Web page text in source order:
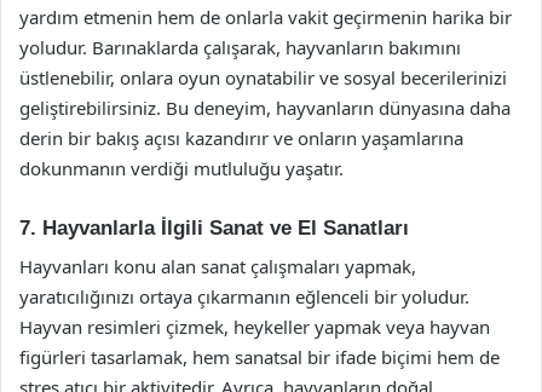
yardım etmenin hem de onlarla vakit geçirmenin harika bir
yoludur. Barınaklarda çalışarak, hayvanların bakımını
üstlenebilir, onlara oyun oynatabilir ve sosyal becerilerinizi
geliştirebilirsiniz. Bu deneyim, hayvanların dünyasına daha
derin bir bakış açısı kazandırır ve onların yaşamlarına
dokunmanın verdiği mutluluğu yaşatır.
7. Hayvanlarla İlgili Sanat ve El Sanatları
Hayvanları konu alan sanat çalışmaları yapmak,
yaratıcılığınızı ortaya çıkarmanın eğlenceli bir yoludur.
Hayvan resimleri çizmek, heykeller yapmak veya hayvan
figürleri tasarlamak, hem sanatsal bir ifade biçimi hem de
stres atıcı bir aktivitedir. Ayrıca, hayvanların doğal